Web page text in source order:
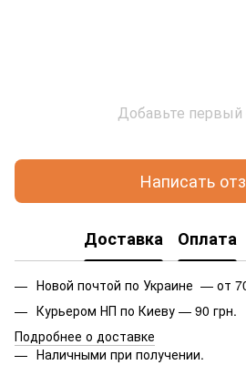
Добавьте
Написать
Доставка Оплата
Новой почтой по Украине — от
Курьером НП по Киеву — 90 грн.
Подробнее о доставке
Наличными при получении.